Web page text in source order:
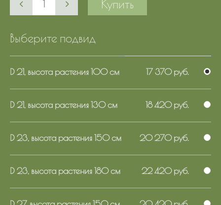
Купить
Выберите подвид
D 21, высота растения 100 см 17 370 руб.
D 21, высота растения 130 см 18 420 руб.
D 23, высота растения 150 см 20 270 руб.
D 23, высота растения 180 см 22 420 руб.